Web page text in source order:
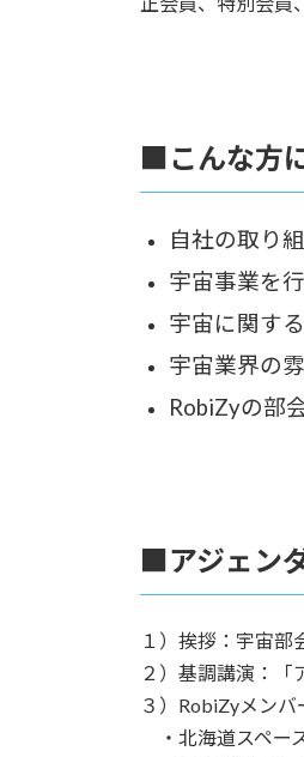
■こんな方
自社の取り
宇宙事業を
宇宙に関す
宇宙業界の
RobiZyの部
■アジェン
１）挨拶：宇宙部
２）基調講演：「
３）RobiZyメンバ
・北海道スペー